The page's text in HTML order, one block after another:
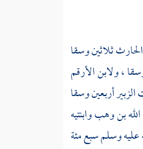
ثلاثين وسقا
،ولابن الأرقم
أربعين وسقا
الله بن وهبوابنتيه
عليه وسلم سبع مئة